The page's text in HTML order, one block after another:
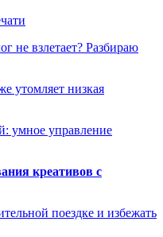
не взлетает? Разбираю
утомляет низкая
умное управление
креативов с
поездке и избежать